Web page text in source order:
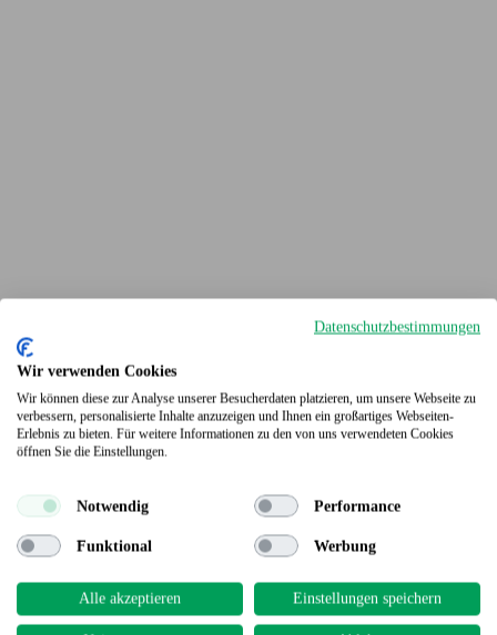
Terrassendielen
Datenschutzbestimmungen
Wir verwenden Cookies
Wir können diese zur Analyse unserer Besucherdaten platzieren, um unsere Webseite zu
verbessern, personalisierte Inhalte anzuzeigen und Ihnen ein großartiges Webseiten-
Erlebnis zu bieten. Für weitere Informationen zu den von uns verwendeten Cookies
öffnen Sie die Einstellungen.
Notwendig Performance
Funktional Werbung
Alle akzeptieren Einstellungen speichern